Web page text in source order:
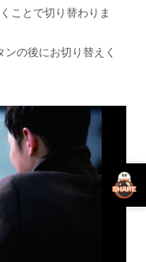
ことで切り替わりま
ンの後にお切り替えく